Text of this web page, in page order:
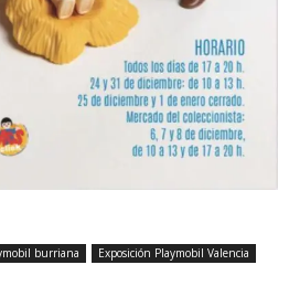
burriana
Exposición Playmobil Valencia